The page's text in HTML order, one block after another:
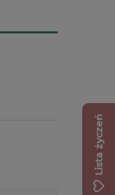
Lista życzeń